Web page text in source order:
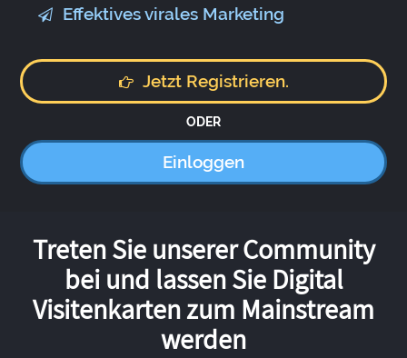
Effektives virales Marketing
Jetzt Registrieren.
ODER
Einloggen
Treten Sie unserer Community
bei und lassen Sie Digital
Visitenkarten zum Mainstream
werden